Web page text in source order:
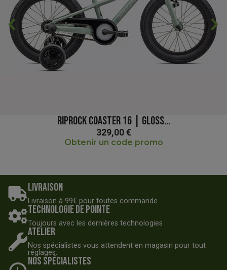
RIPROCK COASTER 16 | GLOSS...
329,00 €
Obtenir un code promo
chevron_backward chevron_forward
Livraison
Livraison à 99€ pour toutes commande
Technologie de pointe
Toujours avec les dernières technologies
Atelier
Nos spécialistes vous attendent en magasin pour tout
réglages.
Nos spécialistes